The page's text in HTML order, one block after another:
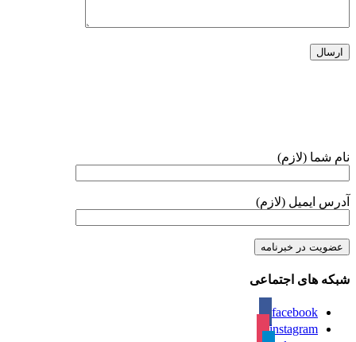
نام شما (لازم)
آدرس ایمیل (لازم)
شبکه های اجتماعی
facebook
instagram